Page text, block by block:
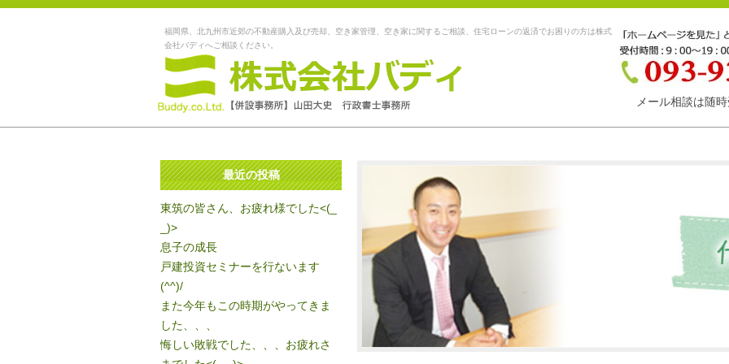
福岡県、北九州市近郊の不動産購入及び売却、空き家管理、空き家に関するご相談、住宅ローンの返済でお困りの方は株式
会社バディへご相談ください。
メール相談は随
最近の投稿
東筑の皆さん、お疲れ様でした<(_
_)>
息子の成長
戸建投資セミナーを行ないます
(^^)/
また今年もこの時期がやってきま
した、、、
悔しい敗戦でした、、、お疲れさ